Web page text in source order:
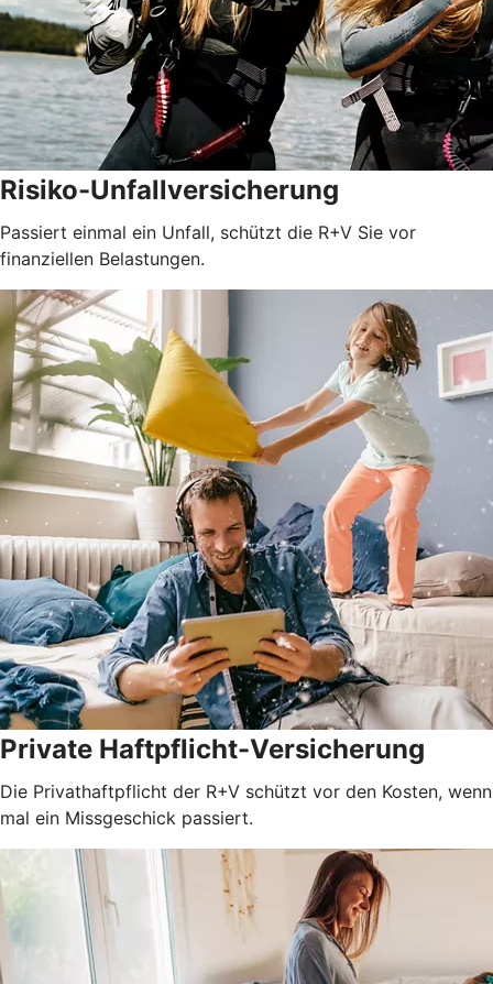
Risiko-Unfallversicherung
Passiert einmal ein Unfall, schützt die R+V Sie vor
finanziellen Belastungen.
Private Haftpflicht-Versicherung
Die Privathaftpflicht der R+V schützt vor den Kosten, wenn
mal ein Missgeschick passiert.